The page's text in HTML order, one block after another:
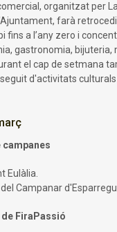
organitzat per
farà
fins a l’any zero i
gastronomia, bijuteria,
el cap de setmana
d'activitats
campanes
Eulàlia.
Campanar
FiraPassió